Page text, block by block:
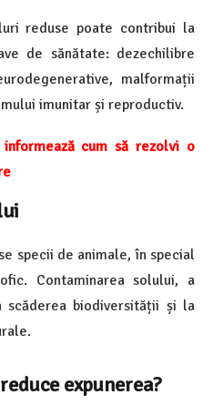
reduse poate contribui la
de sănătate: dezechilibre
malformații
imunitar și reproductiv.
informează cum să rezolvi o
specii de animale, în special
Contaminarea solului, a
biodiversității și la
expunerea?